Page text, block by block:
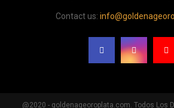
Contact us:
@2020 - goldenageoroplata.com. Todos Los